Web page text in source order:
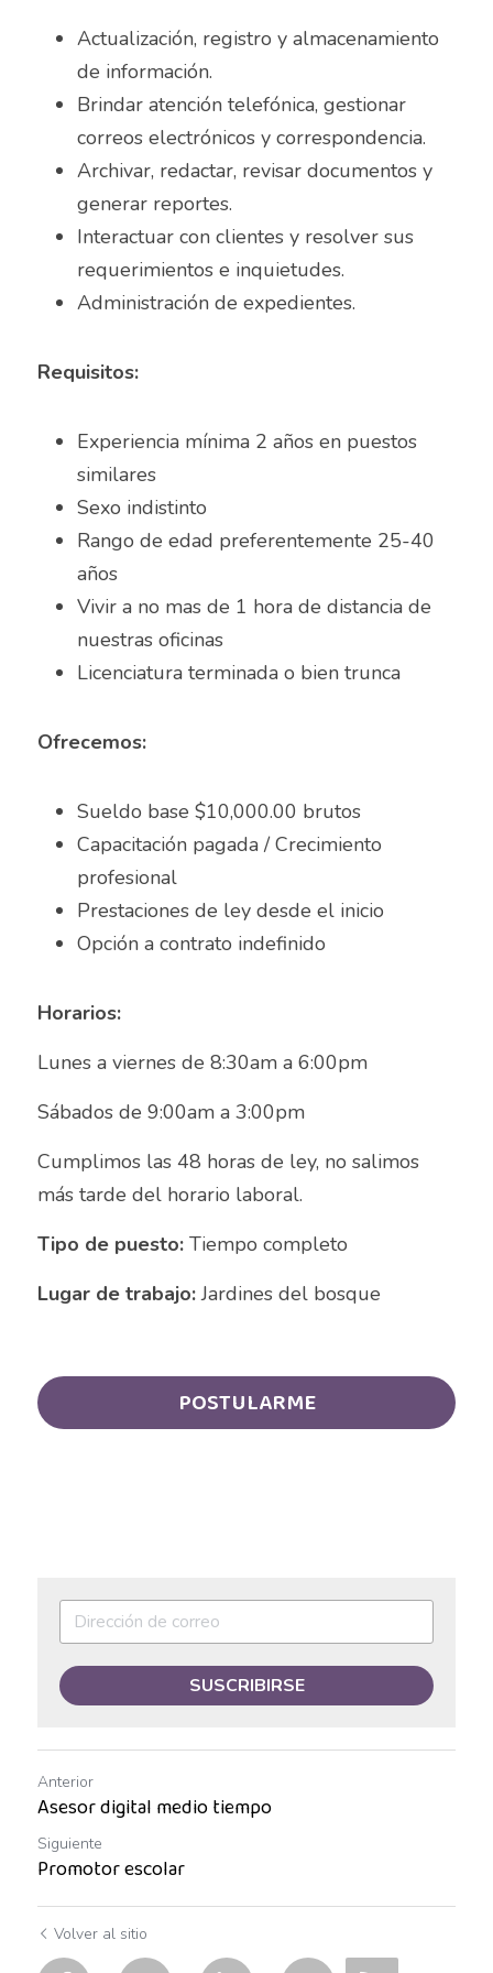
Almacenista Cajero
Analista de Inventarios
Asesor Bancario
Asesor comercial
asesor de ventas
Asesor de Ventas
Asesor de Venta y Gerente de Sucursal
Asesor digital
ASESOR INMOBILIARIO
Auditor de calidad
Auxiliar administrativo
AUXILIAR ADMINISTRATIVO CONTABLE
Auxiliar Contable
Auxiliar de almacén
Auxiliar de Almacén
Auxiliar de Caja General
Auxiliar de cajas
Auxiliar de instalación
Auxiliar de Inventarios
Auxiliar de Logística de Patio
Auxiliar de producción
Auxiliar de Técnico
Auxiliar en diseño
Auxiliar en mantenimiento
Auxiliar en sistemas
Auxiliar general
Publica tu vacante
Actualización, registro y almacenamiento
de información.
Brindar atención telefónica, gestionar
correos electrónicos y correspondencia.
Archivar, redactar, revisar documentos y
generar reportes.
Interactuar con clientes y resolver sus
requerimientos e inquietudes.
Administración de expedientes.
Requisitos:
Experiencia mínima 2 años en puestos
similares
Sexo indistinto
Rango de edad preferentemente 25-40
años
Vivir a no mas de 1 hora de distancia de
nuestras oficinas
Licenciatura terminada o bien trunca
Ofrecemos:
Sueldo base $10,000.00 brutos
Capacitación pagada / Crecimiento
profesional
Prestaciones de ley desde el inicio
Opción a contrato indefinido
Horarios:
Lunes a viernes de 8:30am a 6:00pm
Sábados de 9:00am a 3:00pm
Cumplimos las 48 horas de ley, no salimos
más tarde del horario laboral.
Tipo de puesto: Tiempo completo
Lugar de trabajo: Jardines del bosque
POSTULARME
SUSCRIBIRSE
Anterior
Asesor digital medio tiempo
Siguiente
Promotor escolar
Volver al sitio